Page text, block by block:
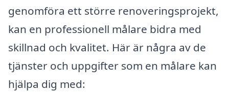
genomföra ett större renoveringsprojekt,
kan en professionell målare bidra med
skillnad och kvalitet. Här är några av de
tjänster och uppgifter som en målare kan
hjälpa dig med: